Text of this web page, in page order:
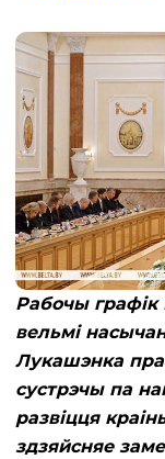
Рабочы графік
вельмі
Лукашэнка
сустрэчы па
развіцця
здзяйсняе